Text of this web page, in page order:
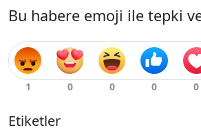
Bu habere emoji ile tepki
Etiketler